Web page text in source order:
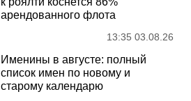
арендованного флота
13:35 03.08.26
Именины в августе: полный
список имен по новому и
старому календарю